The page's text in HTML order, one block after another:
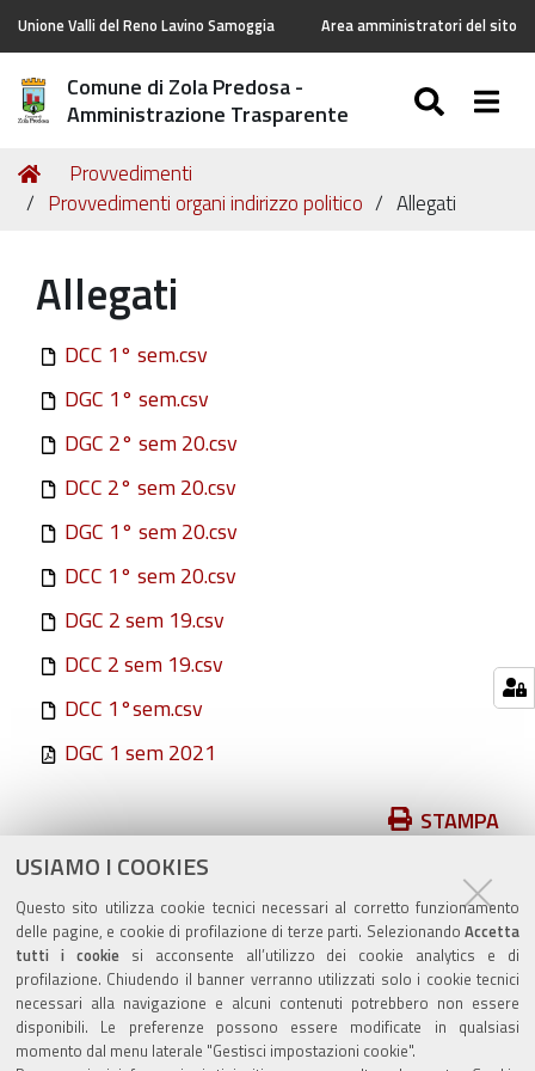
USIAMO I COOKIES
Questo sito utilizza cookie tecnici necessari al corretto funzionamento
delle pagine, e cookie di profilazione di terze parti. Selezionando Accetta
tutti i cookiesi acconsente all’utilizzo dei cookie analytics e di
profilazione. Chiudendo il banner verranno utilizzati solo i cookie tecnici
necessari alla navigazione e alcuni contenuti potrebbero non essere
disponibili. Le preferenze possono essere modificate in qualsiasi
momento dal menu laterale "Gestisci impostazioni cookie".
Unione Valli del Reno Lavino Samoggia Area amministratori del sito
Comune di Zola Predosa -
Amministrazione Trasparente
Tu
sei
Home
Provvedimenti
Provvedimenti organi indirizzo politico
Allegati
Allegati
DCC 1° sem.csv
DGC 1° sem.csv
DGC 2° sem 20.csv
DCC 2° sem 20.csv
DGC 1° sem 20.csv
DCC 1° sem 20.csv
DGC 2 sem 19.csv
DCC 2 sem 19.csv
DCC 1°sem.csv
DGC 1 sem 2021
Azioni
sul
documento
STAMPA
pubblicato il17/07/2019
ultima modifica06/08/2024
Valuta questo sito